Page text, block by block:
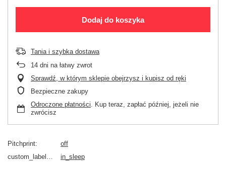
Dodaj do koszyka
Tania i szybka dostawa
14 dni na łatwy zwrot
Sprawdź, w którym sklepie obejrzysz i kupisz od ręki
Bezpieczne zakupy
Odroczone płatności. Kup teraz, zapłać później, jeżeli nie
zwrócisz
Pitchprint
off
custom_label_4_alechrzest
in_sleep